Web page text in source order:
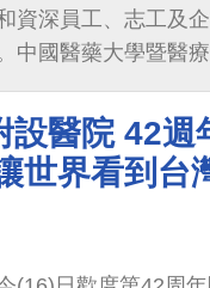
資深員工、志工及
中國醫藥大學暨醫
會、用之於社會」
更要努力挑戰自我
設醫院 42週
世界看到台